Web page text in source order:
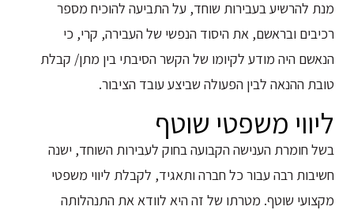
מנת להרשיע בעבירות שוחד, על התביעה להוכיח מספר
רכיבים ובראשם, את היסוד הנפשי של העבירה, קרי, כי
הנאשם היה מודע לקיומו של הקשר הסיבתי בין מתן/ קבלת
טובת ההנאה לבין הפעולה שביצע עובד הציבור.
ליווי משפטי שוטף
בשל חומרת הענישה הקבועה בחוק לעבירות השוחד, ישנה
חשיבות רבה עבור כל חברה ותאגיד, לקבלת ליווי משפטי
מקצועי שוטף. מטרתו של זה היא לוודא את התנהלותה